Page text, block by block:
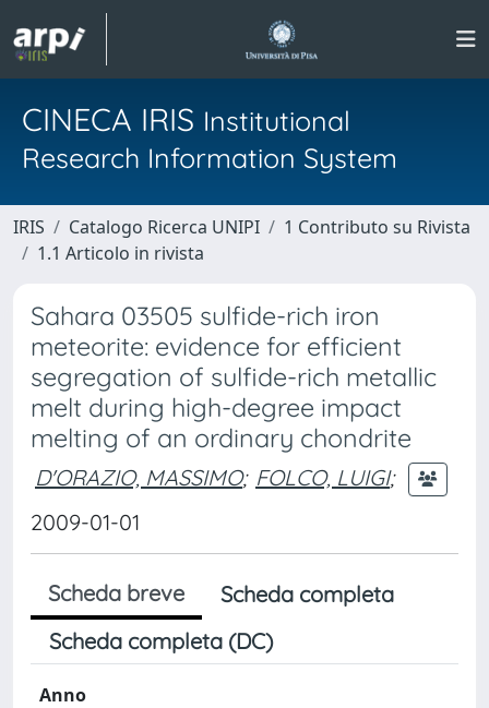
CINECA IRIS Institutional
Research Information System
IRIS Catalogo Ricerca UNIPI
1 Contributo su Rivista
1.1 Articolo in rivista
Sahara 03505 sulfide-rich iron
meteorite: evidence for efficient
segregation of sulfide-rich metallic
melt during high-degree impact
melting of an ordinary chondrite
D'ORAZIO, MASSIMO; FOLCO, LUIGI;
2009-01-01
Scheda breve
Scheda completa
Scheda completa (DC)
Anno